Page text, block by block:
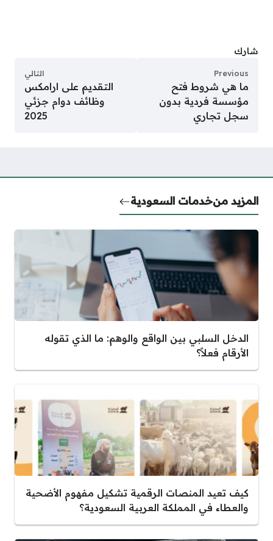
شارك
Previous
ما هي شروط فتح
مؤسسة فردية بدون
سجل تجاري
التالي
التقديم على ارامكس
وظائف دوام جزئي
2025
المزيد منخدمات السعودية
الدخل السلبي بين الواقع والوهم: ما الذي تقوله
الأرقام فعلاً؟
كيف تعيد المنصات الرقمية تشكيل مفهوم الأضحية
والعطاء في المملكة العربية السعودية؟